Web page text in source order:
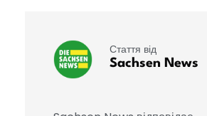
Стаття від
Sachsen News